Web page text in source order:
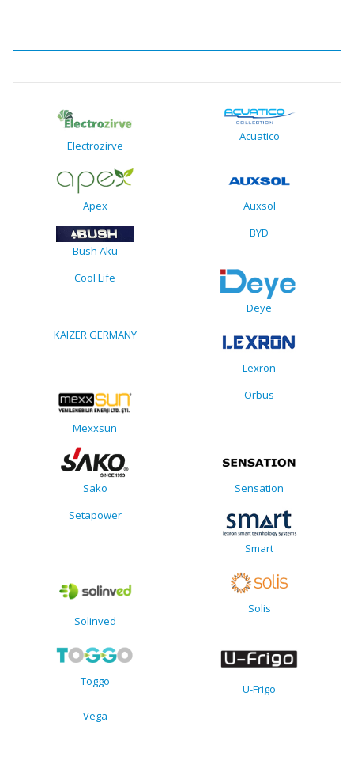
Electrozirve
Acuatico
Apex Auxsol
Bush Akü
BYD
Cool Life
Deye
KAIZER GERMANY
Lexron
Mexxsun
Orbus
Sako
Sensation
Setapower
Smart
Solinved
Solis
Toggo
U-Frigo
Vega